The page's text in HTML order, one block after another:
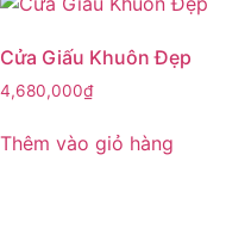
Cửa Giấu Khuôn Đẹp
4,680,000₫
Thêm vào giỏ hàng